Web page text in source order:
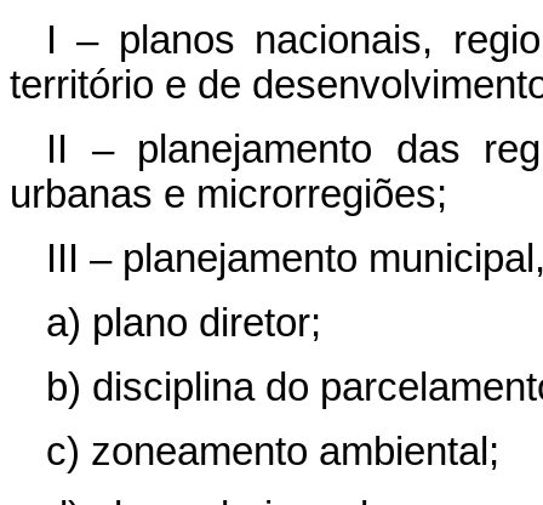
I – planos nacionais,
território e de
II – planejamento das
urbanas e microrregiões;
III – planejamento
a) plano diretor;
b) disciplina do
c) zoneamento ambiental;